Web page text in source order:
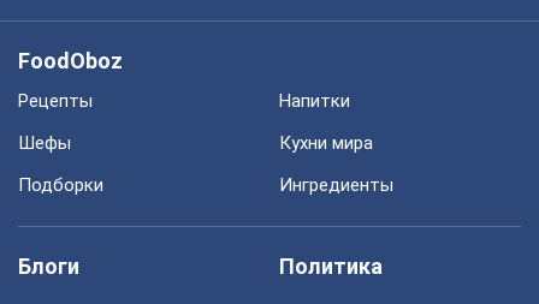
FoodOboz
Рецепты
Напитки
Шефы
Кухни мира
Подборки
Ингредиенты
Блоги
Политика